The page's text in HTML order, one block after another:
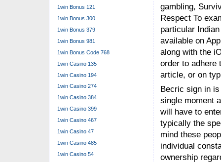
gambling,
Respect To
particular
available on
along with the
order to adhere
article, or on
Becric sign in
single moment
will have to
typically the
mind these
individual
ownership
1win Bonus 121
1win Bonus 300
1win Bonus 379
1win Bonus 981
1win Bonus Code 768
1win Casino 135
1win Casino 194
1win Casino 274
1win Casino 384
1win Casino 399
1win Casino 467
1win Casino 47
1win Casino 485
1win Casino 54